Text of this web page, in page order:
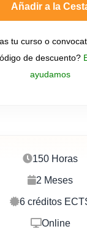
150 Horas
2 Meses
6 créditos
Online
Añadir a la
tu curso o
de descuento?
ayudamos